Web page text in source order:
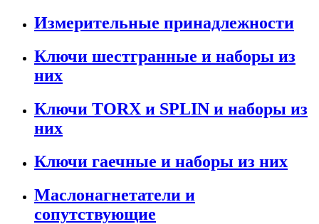
Измерительные принадлежности
Ключи шестгранные и наборы из
них
Ключи TORX и SPLIN и наборы из
них
Ключи гаечные и наборы из них
Маслонагнетатели и
сопутствующие